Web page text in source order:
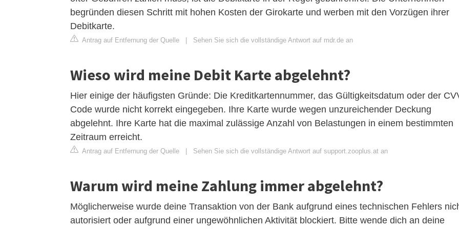
begründen diesen Schritt mit hohen Kosten der Girokarte und werben mit den Vorzügen ihrer
Debitkarte.
Antrag auf Entfernung der Quelle | Sehen Sie sich die vollständige Antwort auf mdr.de an
Wieso wird meine Debit Karte abgelehnt?
Hier einige der häufigsten Gründe: Die Kreditkartennummer, das Gültigkeitsdatum oder der
Code wurde nicht korrekt eingegeben. Ihre Karte wurde wegen unzureichender Deckung
abgelehnt. Ihre Karte hat die maximal zulässige Anzahl von Belastungen in einem bestimmten
Zeitraum erreicht.
Antrag auf Entfernung der Quelle | Sehen Sie sich die vollständige Antwort auf support.zooplus.at an
Warum wird meine Zahlung immer abgelehnt?
Möglicherweise wurde deine Transaktion von der Bank aufgrund eines technischen Fehlers
autorisiert oder aufgrund einer ungewöhnlichen Aktivität blockiert. Bitte wende dich an deine